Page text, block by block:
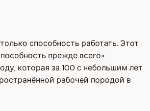
способность работать. Этот
прежде всего»
которая за 100 с небольшим лет
рабочей породой в